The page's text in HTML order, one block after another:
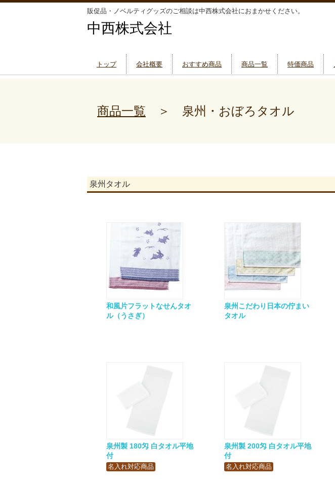
販促品・ノベルティグッズのご相談は中西株式会社におまかせください。
中西株式会社
トップ 会社概要 おすすめ商品 商品一覧 特価商品
商品一覧 ＞ 泉州・おぼろタオル
泉州タオル
和風片フラットなせんタオ
ル（うさぎ）
泉州こだわり日本の佇まい
タオル
泉州製 180匁 白タオル平地
付
名入れ対応商品
泉州製 200匁 白タオル平地
付
名入れ対応商品